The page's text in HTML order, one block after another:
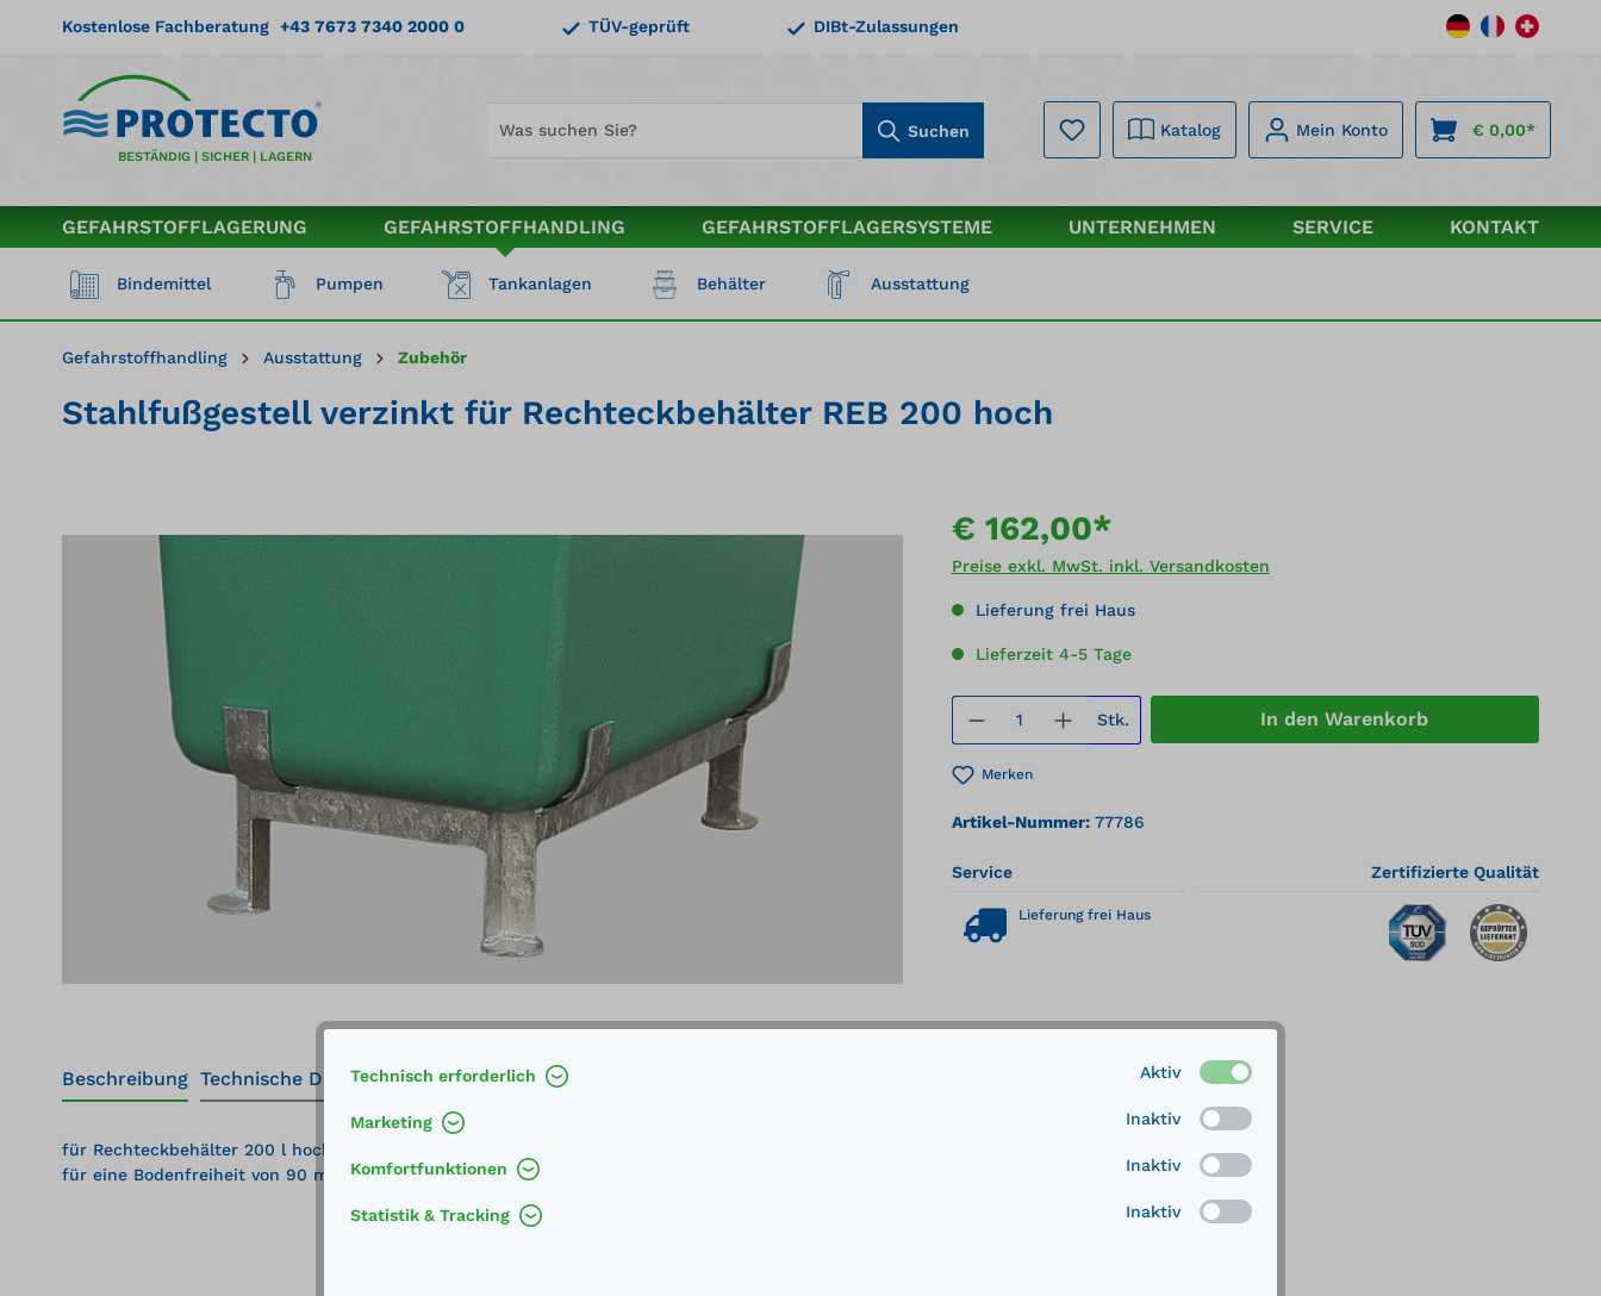
Zur Hauptnavigation springen
Kostenlose Fachberatung +43 7673 7340 2000 0 TÜV-geprüft DIBt-Zulassungen
BESTÄNDIG | SICHER | LAGERN
Suchen Katalog Mein Konto € 0,00*
GEFAHRSTOFFLAGERUNG GEFAHRSTOFFHANDLING GEFAHRSTOFFLAGERSYSTEME UNTERNEHMEN SERVICE KONTAKT
Bindemittel Pumpen Tankanlagen Behälter Ausstattung
Gefahrstoffhandling Ausstattung Zubehör
Stahlfußgestell verzinkt für Rechteckbehälter REB 200 hoch
€ 162,00*
Preise exkl. MwSt. inkl. Versandkosten
Lieferung frei Haus
Lieferzeit 4-5 Tage
Produkt Anzahl: Gib den gewünschten Wert
Stk. In den Warenkorb
Merken
Artikel-Nummer: 77786
Service
Lieferung frei Haus
Zertifizierte Qualität
Beschreibung Technische Daten
für Rechteckbehälter 200 l hoch und Streugutbehälter 200 l
für eine Bodenfreiheit von 90 mm
Technisch erforderlich Aktiv
Marketing Inaktiv
Komfortfunktionen Inaktiv
Statistik & Tracking Inaktiv